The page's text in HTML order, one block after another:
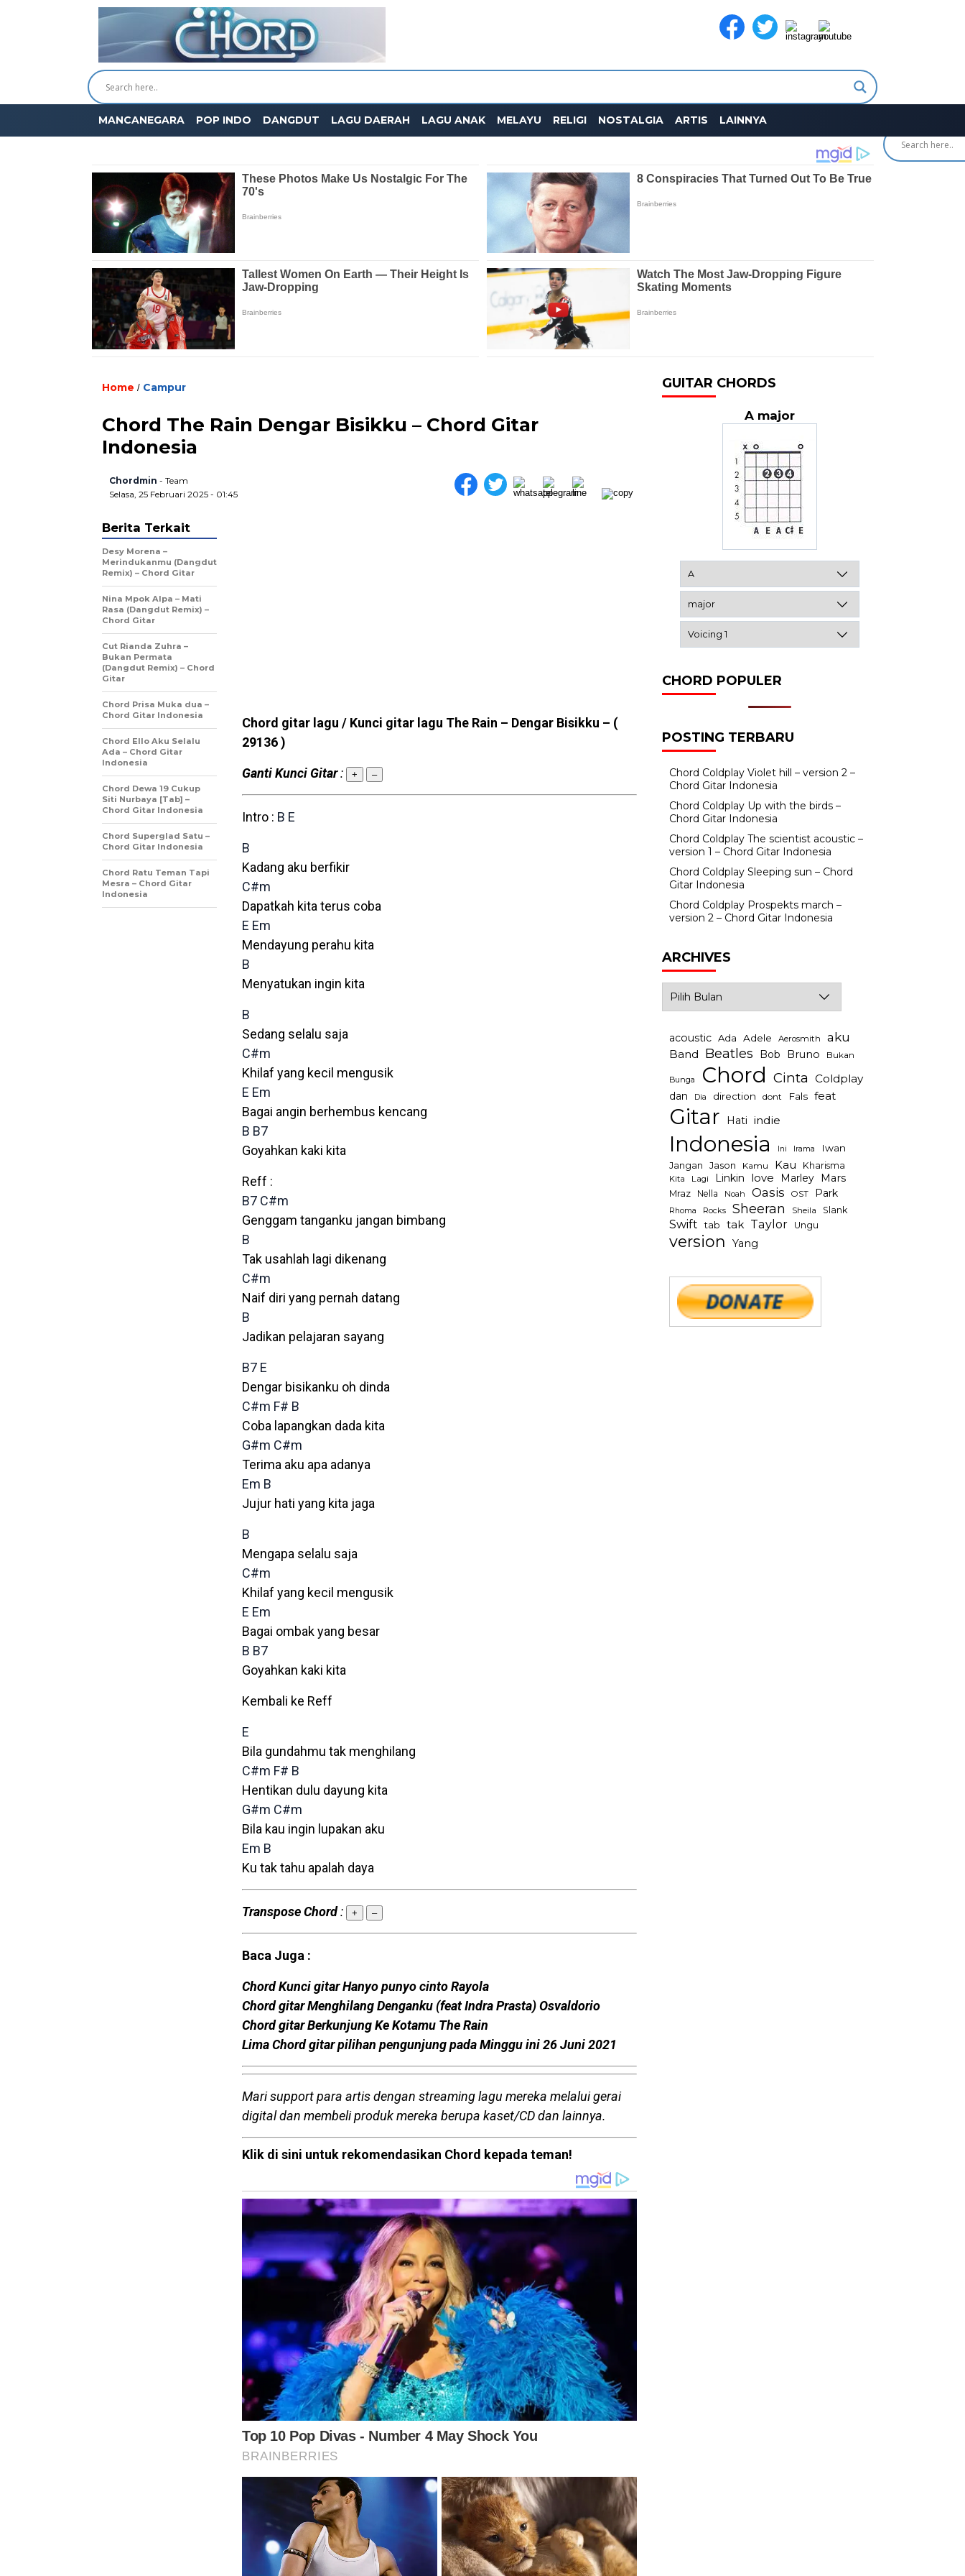
MANCANEGARA POP INDO DANGDUT LAGU DAERAH LAGU ANAK MELAYU RELIGI NOSTALGIA ARTIS LAINNYA
Home / Campur
Chord The Rain Dengar Bisikku – Chord Gitar
Indonesia
Chordmin - Team
Selasa, 25 Februari 2025 - 01:45
Chord gitar lagu / Kunci gitar lagu The Rain – Dengar Bisikku – (
29136 )
Ganti Kunci Gitar: + –
Intro : B E
B
Kadang aku berfikir
C#m
Dapatkah kita terus coba
E Em
Mendayung perahu kita
B
Menyatukan ingin kita
B
Sedang selalu saja
C#m
Khilaf yang kecil mengusik
E Em
Bagai angin berhembus kencang
B B7
Goyahkan kaki kita
Reff :
B7 C#m
Genggam tanganku jangan bimbang
B
Tak usahlah lagi dikenang
C#m
Naif diri yang pernah datang
B
Jadikan pelajaran sayang
B7 E
Dengar bisikanku oh dinda
C#m F# B
Coba lapangkan dada kita
G#m C#m
Terima aku apa adanya
Em B
Jujur hati yang kita jaga
B
Mengapa selalu saja
C#m
Khilaf yang kecil mengusik
E Em
Bagai ombak yang besar
B B7
Goyahkan kaki kita
Kembali ke Reff
E
Bila gundahmu tak menghilang
C#m F# B
Hentikan dulu dayung kita
G#m C#m
Bila kau ingin lupakan aku
Em B
Ku tak tahu apalah daya
Transpose Chord: + –
Baca Juga :
Chord Kunci gitar Hanyo punyo cinto Rayola
Chord gitar Menghilang Denganku (feat Indra Prasta) Osvaldorio
Chord gitar Berkunjung Ke Kotamu The Rain
Lima Chord gitar pilihan pengunjung pada Minggu ini 26 Juni 2021
Mari support para artis dengan streaming lagu mereka melalui gerai
digital dan membeli produk mereka berupa kaset/CD dan lainnya.
Klik di sini untuk rekomendasikan Chord kepada teman!
Berita Terkait
Desy Morena –
Merindukanmu (Dangdut
Remix) – Chord Gitar
Nina Mpok Alpa – Mati
Rasa (Dangdut Remix) –
Chord Gitar
Cut Rianda Zuhra –
Bukan Permata
(Dangdut Remix) – Chord
Gitar
Chord Prisa Muka dua –
Chord Gitar Indonesia
Chord Ello Aku Selalu
Ada – Chord Gitar
Indonesia
Chord Dewa 19 Cukup
Siti Nurbaya [Tab] –
Chord Gitar Indonesia
Chord Superglad Satu –
Chord Gitar Indonesia
Chord Ratu Teman Tapi
Mesra – Chord Gitar
Indonesia
GUITAR CHORDS
A major
CHORD POPULER
POSTING TERBARU
Chord Coldplay Violet hill – version 2 –
Chord Gitar Indonesia
Chord Coldplay Up with the birds –
Chord Gitar Indonesia
Chord Coldplay The scientist acoustic –
version 1 – Chord Gitar Indonesia
Chord Coldplay Sleeping sun – Chord
Gitar Indonesia
Chord Coldplay Prospekts march –
version 2 – Chord Gitar Indonesia
ARCHIVES
acoustic Ada Adele Aerosmith aku
Band Beatles Bob Bruno Bukan
Bunga Chord Cinta Coldplay
dan Dia direction dont Fals feat
Gitar Hati indie
Indonesia Ini Irama Iwan
Jangan Jason Kamu Kau Kharisma
Kita Lagi Linkin love Marley Mars
Mraz Nella Noah Oasis OST Park
Rhoma Rocks Sheeran Sheila Slank
Swift tab tak Taylor Ungu
version Yang